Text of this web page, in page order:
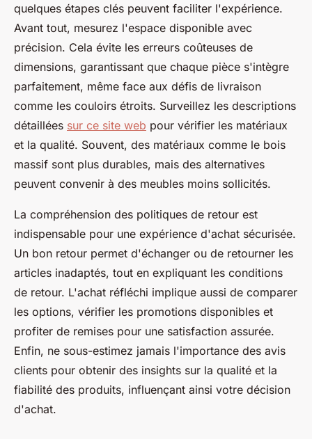
quelques étapes clés peuvent faciliter l'expérience.
Avant tout, mesurez l'espace disponible avec
précision. Cela évite les erreurs coûteuses de
dimensions, garantissant que chaque pièce s'intègre
parfaitement, même face aux défis de livraison
comme les couloirs étroits. Surveillez les descriptions
détaillées sur ce site web pour vérifier les matériaux
et la qualité. Souvent, des matériaux comme le bois
massif sont plus durables, mais des alternatives
peuvent convenir à des meubles moins sollicités.
La compréhension des politiques de retour est
indispensable pour une expérience d'achat sécurisée.
Un bon retour permet d'échanger ou de retourner les
articles inadaptés, tout en expliquant les conditions
de retour. L'achat réfléchi implique aussi de comparer
les options, vérifier les promotions disponibles et
profiter de remises pour une satisfaction assurée.
Enfin, ne sous-estimez jamais l'importance des avis
clients pour obtenir des insights sur la qualité et la
fiabilité des produits, influençant ainsi votre décision
d'achat.